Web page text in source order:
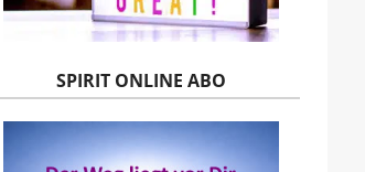
SPIRIT ONLINE ABO